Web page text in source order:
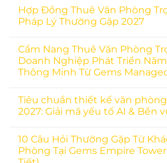
Hợp Đồng Thuê Văn Phòng
Pháp Lý Thường Gặp 2027
Cẩm Nang Thuê Văn Phòng
Doanh Nghiệp Phát Triển
Thông Minh Từ Gems
Tiêu chuẩn thiết kế văn
2027: Giải mã yếu tố AI & Bền
10 Câu Hỏi Thường Gặp Từ
Phòng Tại Gems Empire Tower